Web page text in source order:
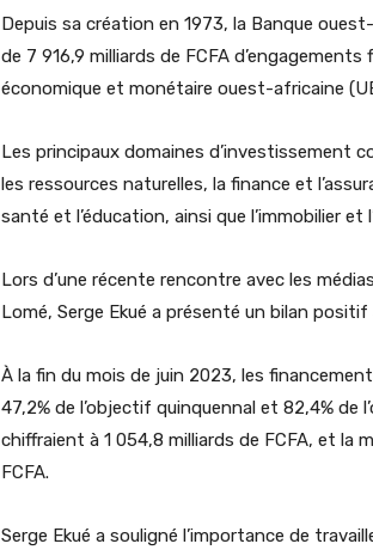
Depuis sa création en 1973, la Banque
de 7 916,9 milliards de FCFA
économique et monétaire ouest-africaine
Les principaux domaines d’investissement
les ressources naturelles, la finance et
santé et l’éducation, ainsi que l’immobilier et
Lors d’une récente rencontre avec les
Lomé, Serge Ekué a présenté un bilan
À la fin du mois de juin 2023, les
47,2% de l’objectif quinquennal et 82,4%
chiffraient à 1 054,8 milliards de FCFA, et la
FCFA.
Serge Ekué a souligné l’importance de